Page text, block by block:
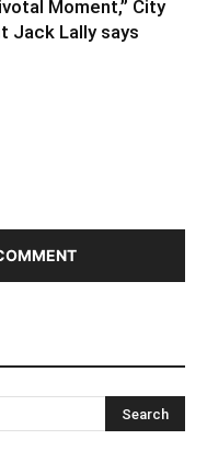
Moment,” City
Jack Lally says